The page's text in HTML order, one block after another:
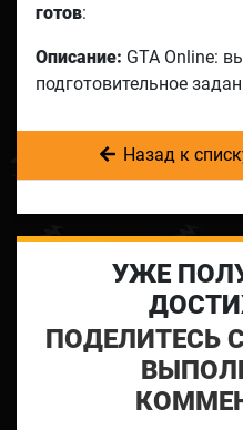
готов:
Описание: GTA Online:
подготовительное
Назад к
УЖЕ
ПОДЕЛИТЕСЬ